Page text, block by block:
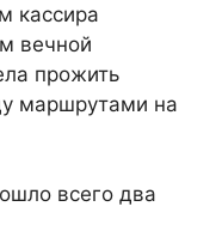
кассира
вечной
прожить
маршрутами на
всего два